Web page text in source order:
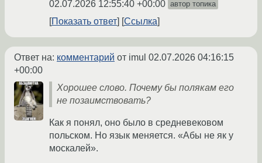
02.07.2026 12:55:40 +00:00 автор топика
Показать ответ Ссылка
Ответ на: комментарий от imul 02.07.2026 04:16:15
+00:00
Хорошее слово. Почему бы полякам его
не позаимствовать?
Как я понял, оно было в средневековом
польском. Но язык меняется. «Абы не як у
москалей».